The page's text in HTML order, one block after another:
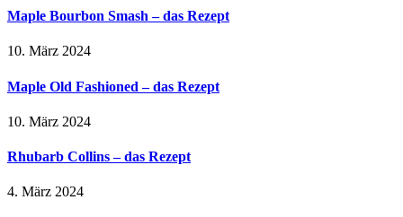
Maple Bourbon Smash – das Rezept
10. März 2024
Maple Old Fashioned – das Rezept
10. März 2024
Rhubarb Collins – das Rezept
4. März 2024